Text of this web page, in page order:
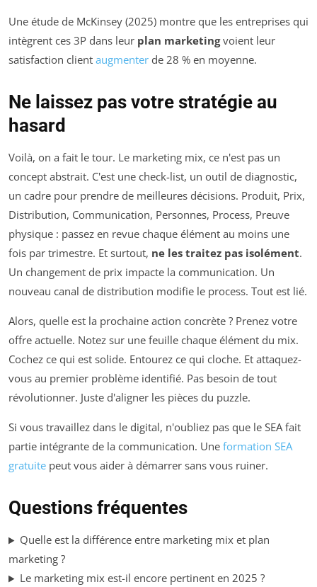
Une étude de McKinsey (2025) montre que les entreprises qui
intègrent ces 3P dans leur plan marketingvoient leur
satisfaction client augmenter de 28 % en moyenne.
Ne laissez pas votre stratégie au
hasard
Voilà, on a fait le tour. Le marketing mix, ce n'est pas un
concept abstrait. C'est une check-list, un outil de diagnostic,
un cadre pour prendre de meilleures décisions. Produit, Prix,
Distribution, Communication, Personnes, Process, Preuve
physique : passez en revue chaque élément au moins une
fois par trimestre. Et surtout, ne les traitez pas isolément.
Un changement de prix impacte la communication. Un
nouveau canal de distribution modifie le process. Tout est lié.
Alors, quelle est la prochaine action concrète ? Prenez votre
offre actuelle. Notez sur une feuille chaque élément du mix.
Cochez ce qui est solide. Entourez ce qui cloche. Et attaquez-
vous au premier problème identifié. Pas besoin de tout
révolutionner. Juste d'aligner les pièces du puzzle.
Si vous travaillez dans le digital, n'oubliez pas que le SEA fait
partie intégrante de la communication. Une formation SEA
gratuite peut vous aider à démarrer sans vous ruiner.
Questions fréquentes
Quelle est la différence entre marketing mix et plan
marketing ?
Le marketing mix est-il encore pertinent en 2025 ?